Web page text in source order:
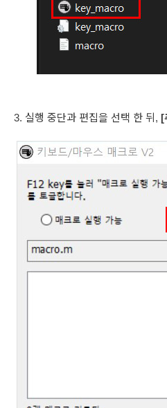
3. 실행 중단과 편집을 선택 한 뒤, [